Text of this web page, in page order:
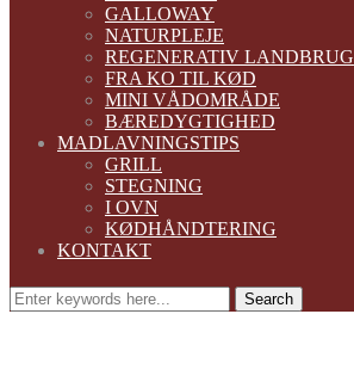
GALLOWAY
NATURPLEJE
REGENERATIV LANDBRUG
FRA KO TIL KØD
MINI VÅDOMRÅDE
BÆREDYGTIGHED
MADLAVNINGSTIPS
GRILL
STEGNING
I OVN
KØDHÅNDTERING
KONTAKT
Search